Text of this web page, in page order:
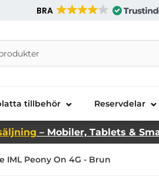
BRA
Telecom AB
tillbehör Reservdelar
– Mobiler, Tablets &
IML Peony On 4G - Brun